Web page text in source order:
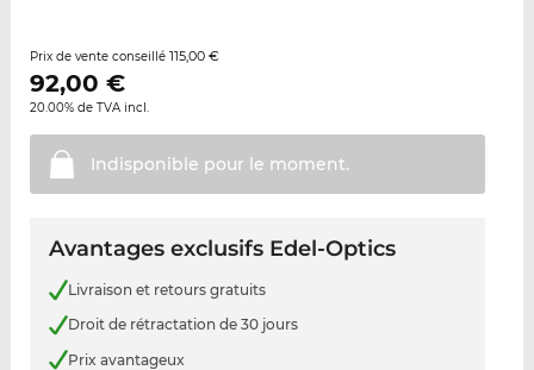
Prix de vente conseillé 115,00 €
92,00 €
20.00% de TVA incl.
Indisponible pour le moment.
Avantages exclusifs Edel-Optics
Livraison et retours gratuits
Droit de rétractation de 30 jours
Prix avantageux